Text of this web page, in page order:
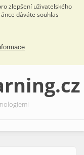
zlepšení uživatelského
dáváte souhlas